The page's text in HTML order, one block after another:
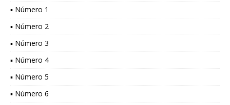
▪ Número 1
▪ Número 2
▪ Número 3
▪ Número 4
▪ Número 5
▪ Número 6